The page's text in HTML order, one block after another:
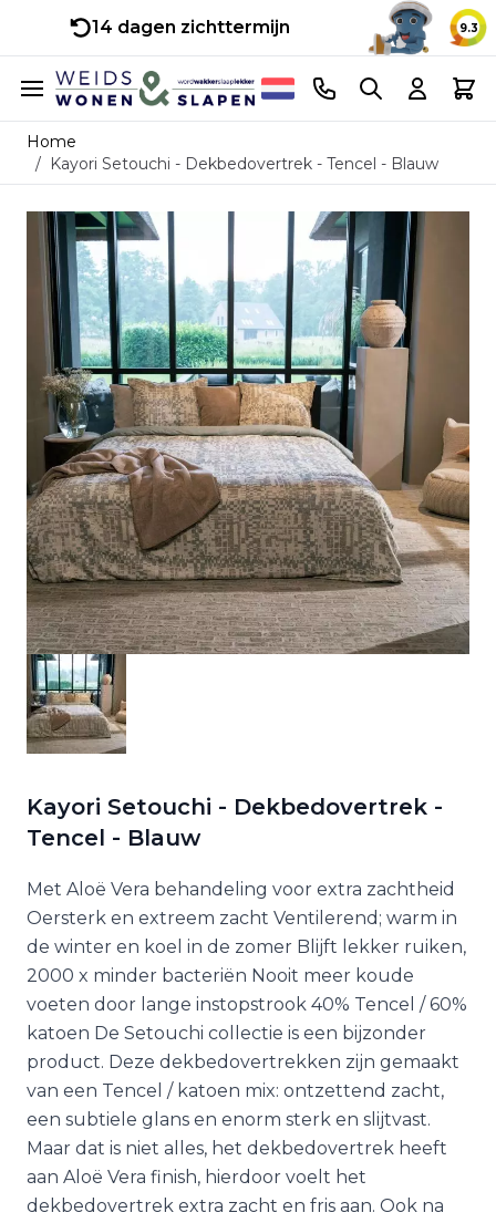
14 dagen zichttermijn 9.3
Ga naar de inhoud
Telefoonnummer
Search Cart
Home
/ Kayori Setouchi - Dekbedovertrek - Tencel - Blauw
Kayori Setouchi - Dekbedovertrek -
Tencel - Blauw
Met Aloë Vera behandeling voor extra zachtheid
Oersterk en extreem zacht Ventilerend; warm in
de winter en koel in de zomer Blijft lekker ruiken,
2000 x minder bacteriën Nooit meer koude
voeten door lange instopstrook 40% Tencel / 60%
katoen De Setouchi collectie is een bijzonder
product. Deze dekbedovertrekken zijn gemaakt
van een Tencel / katoen mix: ontzettend zacht,
een subtiele glans en enorm sterk en slijtvast.
Maar dat is niet alles, het dekbedovertrek heeft
aan Aloë Vera finish, hierdoor voelt het
dekbedovertrek extra zacht en fris aan. Ook na